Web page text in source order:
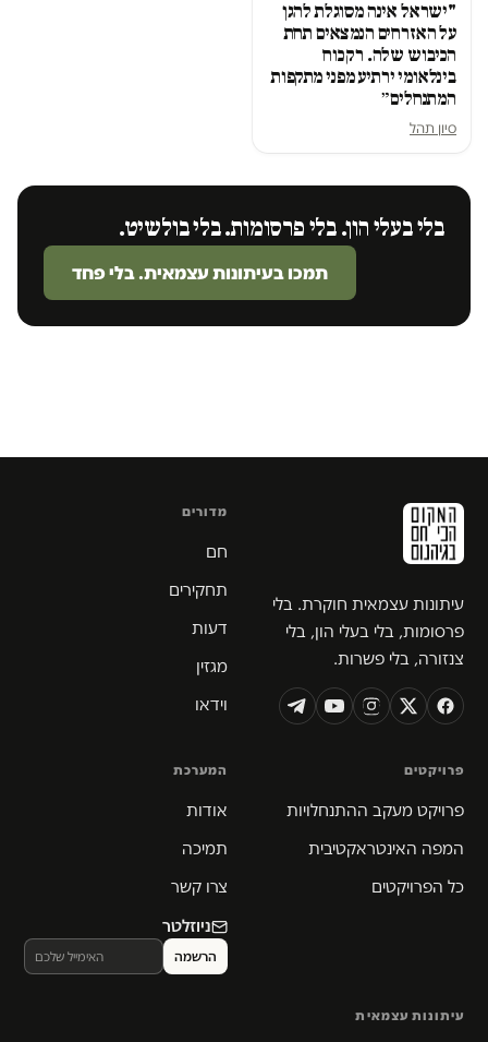
"ישראל אינה מסוגלת להגן
על האזרחים הנמצאים תחת
הכיבוש שלה. רק כוח
בינלאומי ירתיע מפני מתקפות
המתנחלים״
סיון תהל
בלי בעלי הון. בלי פרסומות. בלי בולשיט.
תמכו בעיתונות עצמאית. בלי פחד
עיתונות עצמאית חוקרת. בלי
פרסומות, בלי בעלי הון, בלי
צנזורה, בלי פשרות.
מדורים
חם
תחקירים
דעות
מגזין
וידאו
פרויקטים
פרויקט מעקב ההתנחלויות
המפה האינטראקטיבית
כל הפרויקטים
המערכת
אודות
תמיכה
צרו קשר
ניוזלטר
עיתונות עצמאית